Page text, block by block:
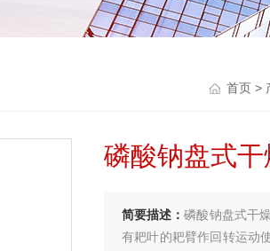
首页 >
磷酸钠盘式
简要描述：磷酸钠盘式干
有耙叶的耙臂作回转运动